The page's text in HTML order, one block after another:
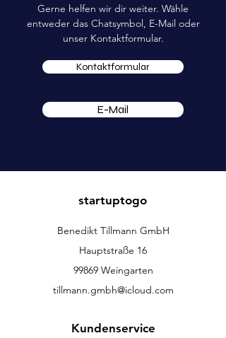
Gerne helfen wir dir weiter. Wähle
entweder das Chatsymbol, E-Mail oder
unser Kontaktformular.
Kontaktformular
E-Mail
startuptogo
Benedikt Tillmann GmbH
Hauptstraße 16
99869 Weingarten
tillmann.gmbh@icloud.com
Kundenservice